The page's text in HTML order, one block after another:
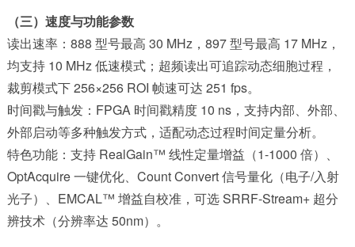
（三）速度与功能参数
读出速率：888 型号最高 30 MHz，897 型号最高 17 MHz，
均支持 10 MHz 低速模式；超频读出可追踪动态细胞过程，
裁剪模式下 256×256 ROI 帧速可达 251 fps。
时间戳与触发：FPGA 时间戳精度 10 ns，支持内部、外部、
外部启动等多种触发方式，适配动态过程时间定量分析。
特色功能：支持 RealGain™ 线性定量增益（1-1000 倍）、
OptAcquire 一键优化、Count Convert 信号量化（电子/入射
光子）、EMCAL™ 增益自校准，可选 SRRF-Stream+ 超分
辨技术（分辨率达 50nm）。